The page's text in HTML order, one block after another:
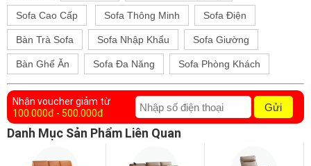
Sofa Cao Cấp Sofa Thông Minh Sofa Điện
Bàn Trà Sofa Sofa Nhập Khẩu Sofa Giường
Bàn Ghế Ăn Sofa Đa Năng Sofa Phòng Khách
Nhận voucher giảm từ
100.000đ - 500.000đ
Gửi
Danh Mục Sản Phẩm Liên Quan